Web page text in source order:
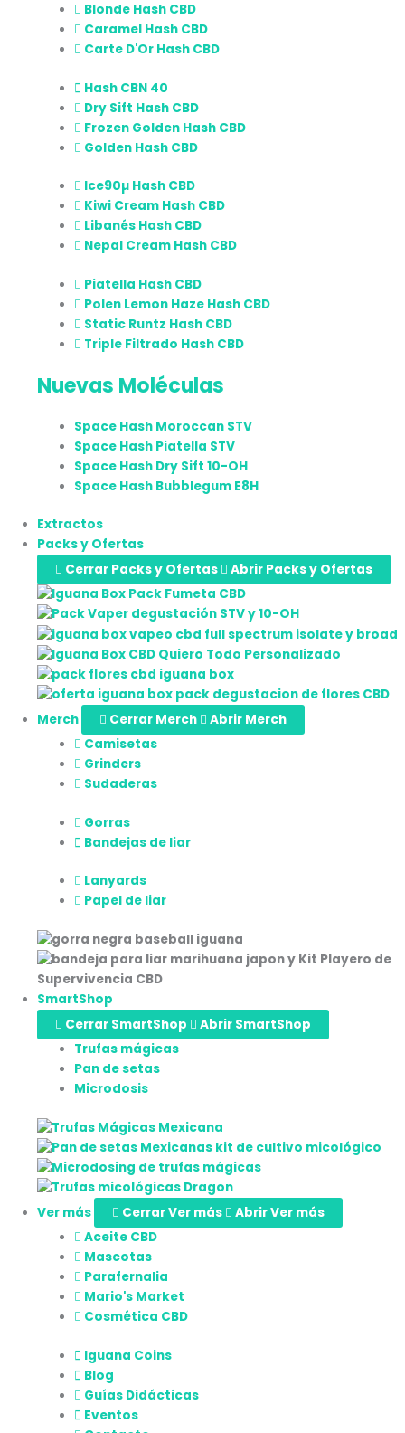
Blonde Hash CBD
Caramel Hash CBD
Carte D'Or Hash CBD
Hash CBN 40
Dry Sift Hash CBD
Frozen Golden Hash CBD
Golden Hash CBD
Ice90µ Hash CBD
Kiwi Cream Hash CBD
Libanés Hash CBD
Nepal Cream Hash CBD
Piatella Hash CBD
Polen Lemon Haze Hash CBD
Static Runtz Hash CBD
Triple Filtrado Hash CBD
Nuevas Moléculas
Space Hash Moroccan STV
Space Hash Piatella STV
Space Hash Dry Sift 10-OH
Space Hash Bubblegum E8H
Extractos
Packs y Ofertas
Cerrar Packs y Ofertas
Abrir Packs y Ofertas
Merch Cerrar Merch
Abrir Merch
Camisetas
Grinders
Sudaderas
Gorras
Bandejas de liar
Lanyards
Papel de liar
SmartShop
Cerrar SmartShop
Abrir SmartShop
Trufas mágicas
Pan de setas
Microdosis
Ver más Cerrar Ver más
Abrir Ver más
Aceite CBD
Mascotas
Parafernalia
Mario's Market
Cosmética CBD
Iguana Coins
Blog
Guías Didácticas
Eventos